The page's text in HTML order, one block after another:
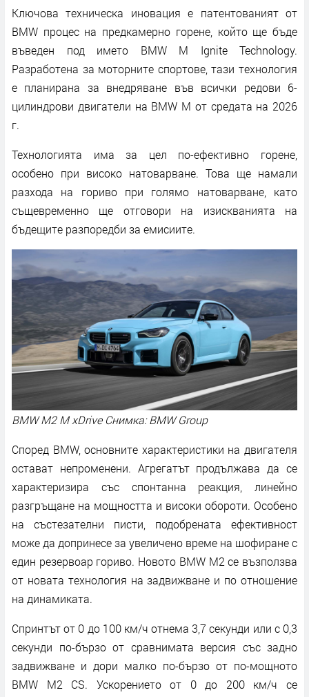
Ключова техническа иновация е патентованият от
BMW процес на предкамерно горене, който ще бъде
въведен под името BMW M Ignite Technology.
Разработена за моторните спортове, тази технология
е планирана за внедряване във всички редови 6-
цилиндрови двигатели на BMW M от средата на 2026
г.
Технологията има за цел по-ефективно горене,
особено при високо натоварване. Това ще намали
разхода на гориво при голямо натоварване, като
същевременно ще отговори на изискванията на
бъдещите разпоредби за емисиите.
BMW M2 M xDrive Снимка: BMW Group
Според BMW, основните характеристики на двигателя
остават непроменени. Агрегатът продължава да се
характеризира със спонтанна реакция, линейно
разгръщане на мощността и високи обороти. Особено
на състезателни писти, подобрената ефективност
може да допринесе за увеличено време на шофиране с
един резервоар гориво. Новото BMW M2 се възползва
от новата технология на задвижване и по отношение
на динамиката.
Спринтът от 0 до 100 км/ч отнема 3,7 секунди или с 0,3
секунди по-бързо от сравнимата версия със задно
задвижване и дори малко по-бързо от по-мощното
BMW M2 CS. Ускорението от 0 до 200 км/ч се